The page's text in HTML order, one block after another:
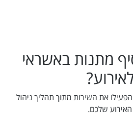
מתנות באשראי
את השירות מתוך תהליך ניהול
האירוע שלכם.